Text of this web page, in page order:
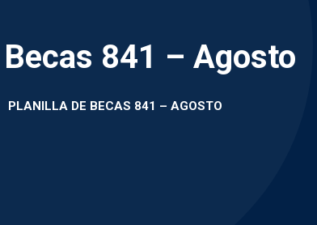
841 – Agosto
PLANILLA DE BECAS 841 – AGOSTO